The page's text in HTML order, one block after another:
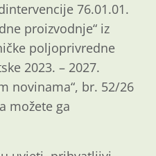
76.01.01.
proizvodnje“ iz
poljoprivredne
2023. – 2027.
novinama“, br. 52/26
možete ga